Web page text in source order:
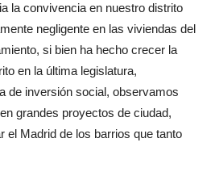
la convivencia en nuestro distrito
negligente en las viviendas del
si bien ha hecho crecer la
en la última legislatura,
de inversión social, observamos
grandes proyectos de ciudad,
el Madrid de los barrios que tanto